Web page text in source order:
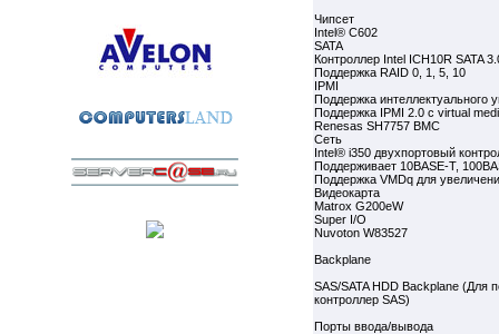
Чипсет
Intel® C602
SATA
Контроллер Intel ICH10R SATA
Поддержка RAID 0, 1, 5, 10
IPMI
Поддержка интеллектуального
Поддержка IPMI 2.0 с virtual
Renesas SH7757 BMC
Сеть
Intel® i350 двухпортовый
Поддерживает 10BASE-T,
Поддержка VMDq для
Видеокарта
Matrox G200eW
Super I/O
Nuvoton W83527
Backplane
SAS/SATA HDD Backplane (Для
контроллер SAS)
Порты ввода/вывода